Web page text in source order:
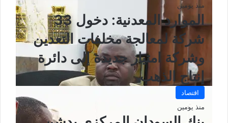
منذ يومين
الموارد المعدنية: دخول 33
شركة لمعالجة مخلفات التعدين
وشركة امتياز جديدة إلى دائرة
إنتاج الذهب
اقتصاد
منذ يومين